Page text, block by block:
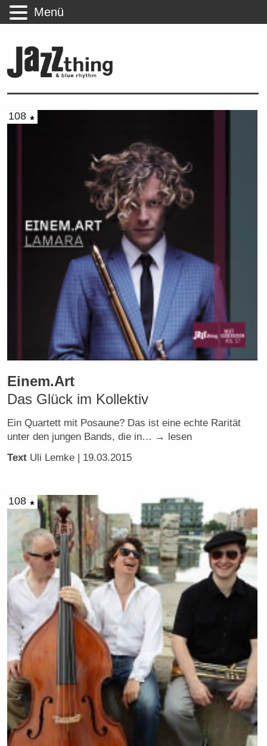
108
Einem.Art
Das Glück im Kollektiv
Ein Quartett mit Posaune? Das ist eine echte Rarität
unter den jungen Bands, die in… → lesen
Text Uli Lemke | 19.03.2015
108
Menü